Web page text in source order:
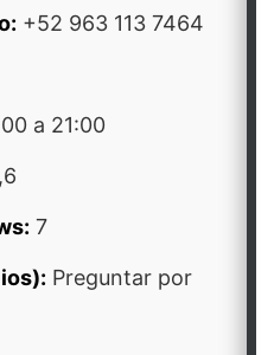
+52 963 113 7464
a 21:00
7
Preguntar por